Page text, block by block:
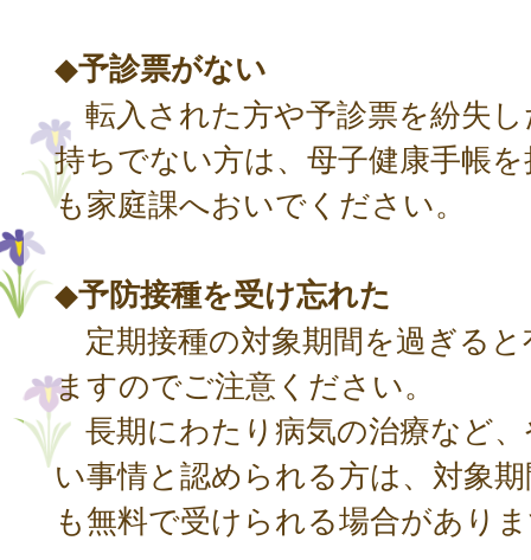
◆予診票がない
転入された方や予診票を紛失し
持ちでない方は、母子健康手帳
も家庭課へおいでください。
◆予防接種を受け忘れた
定期接種の対象期間を過ぎる
ますのでご注意ください。
長期にわたり病気の治療など、
い事情と認められる方は、対象
も無料で受けられる場合があり